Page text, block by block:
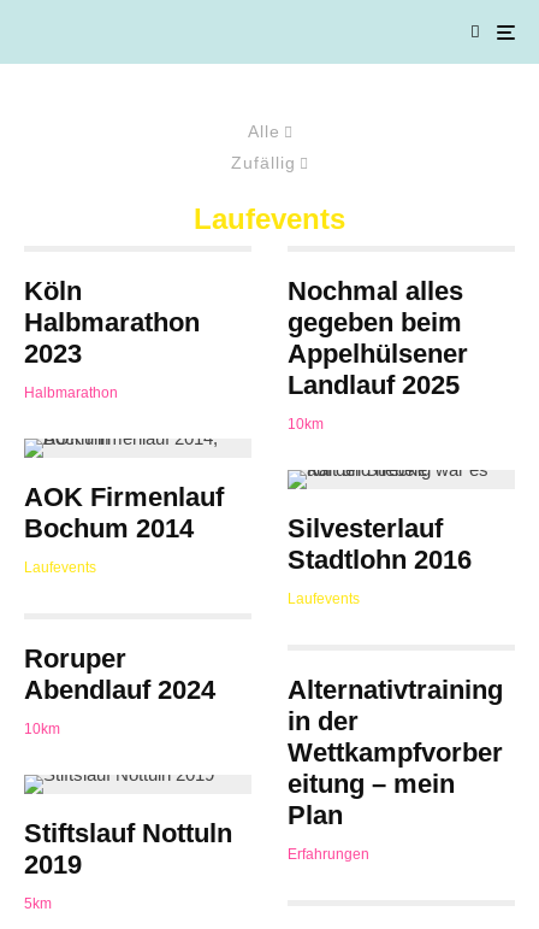
Alle
Zufällig
Laufevents
Köln
Halbmarathon
2023
Halbmarathon
AOK Firmenlauf
Bochum 2014
Laufevents
Roruper
Abendlauf 2024
10km
Stiftslauf Nottuln
2019
5km
Nochmal alles
gegeben beim
Appelhülsener
Landlauf 2025
10km
Silvesterlauf
Stadtlohn 2016
Laufevents
Alternativtraining
in der
Wettkampfvorber
eitung – mein
Plan
Erfahrungen